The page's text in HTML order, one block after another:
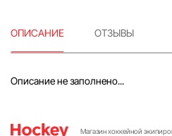
ОПИСАНИЕ ОТЗЫВЫ
Описание не заполнено...
Магазин хоккейной